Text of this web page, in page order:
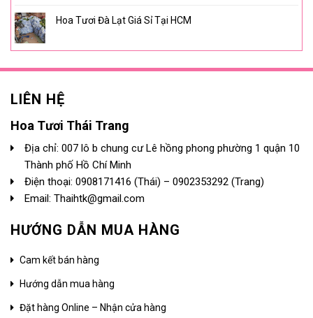
Hoa Tươi Đà Lạt Giá Sỉ Tại HCM
LIÊN HỆ
Hoa Tươi Thái Trang
Địa chỉ: 007 lô b chung cư Lê hồng phong phường 1 quận 10
Thành phố Hồ Chí Minh
Điện thoại: 0908171416 (Thái) – 0902353292 (Trang)
Email: Thaihtk@gmail.com
HƯỚNG DẪN MUA HÀNG
Cam kết bán hàng
Hướng dẫn mua hàng
Đặt hàng Online – Nhận cửa hàng